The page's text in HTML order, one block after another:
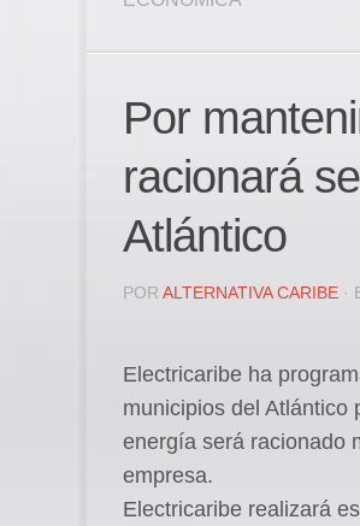
Por
racionará
Atlántico
POR ALTERNATIVA CARIBE ·
Electricaribe ha
municipios del Atlántico
energía será racionado
empresa.
Electricaribe realizará